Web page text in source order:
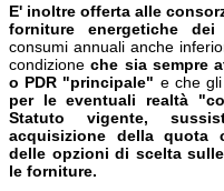
E' inoltre offerta alle
forniture energetiche
consumi annuali anche
condizioneche sia sempre
o PDR "principale" e che
per le eventuali realtà
Statuto vigente,
acquisizione della quota
delle opzioni di scelta
le forniture.